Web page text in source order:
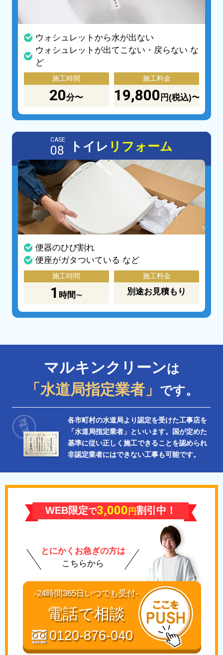
ウォシュレットから水が出ない
ウォシュレットが出てこない・戻らない な
ど
施工時間
20分〜
施工料金
19,800 円(税込)〜
CASE
08 トイレ リフォーム
便器のひび割れ
便座がガタついている など
施工時間
1 時間∼
施工料金
別途お見積もり
マルキンクリーンは
「水道局指定業者」 です。
各市町村の水道局より認定を受けた工事店を
「水道局指定業者」といいます。国が定めた
基準に従い正しく施工できることを認められ
非認定業者にはできない工事も可能です。
WEB限定で3,000 円割引中！
とにかくお急ぎの方は
こちらから
-24時間365日いつでも受付-
電話で相談
0120-876-040